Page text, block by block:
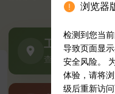
浏览器
检测到您当
导致页面显
安全风险。
体验，请将
级后重新访问